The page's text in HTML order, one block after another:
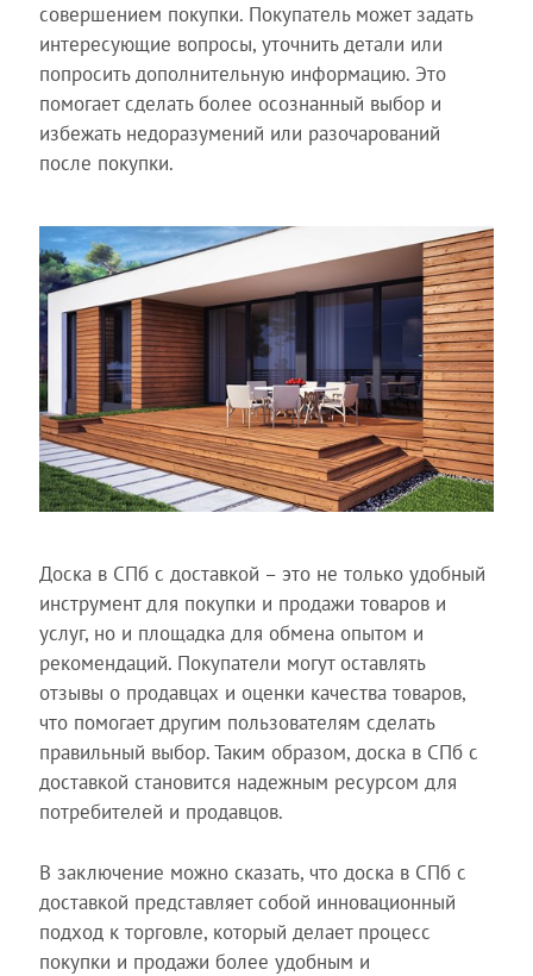
совершением покупки. Покупатель может задать
интересующие вопросы, уточнить детали или
попросить дополнительную информацию. Это
помогает сделать более осознанный выбор и
избежать недоразумений или разочарований
после покупки.
Доска в СПб с доставкой – это не только удобный
инструмент для покупки и продажи товаров и
услуг, но и площадка для обмена опытом и
рекомендаций. Покупатели могут оставлять
отзывы о продавцах и оценки качества товаров,
что помогает другим пользователям сделать
правильный выбор. Таким образом, доска в СПб с
доставкой становится надежным ресурсом для
потребителей и продавцов.
В заключение можно сказать, что доска в СПб с
доставкой представляет собой инновационный
подход к торговле, который делает процесс
покупки и продажи более удобным и